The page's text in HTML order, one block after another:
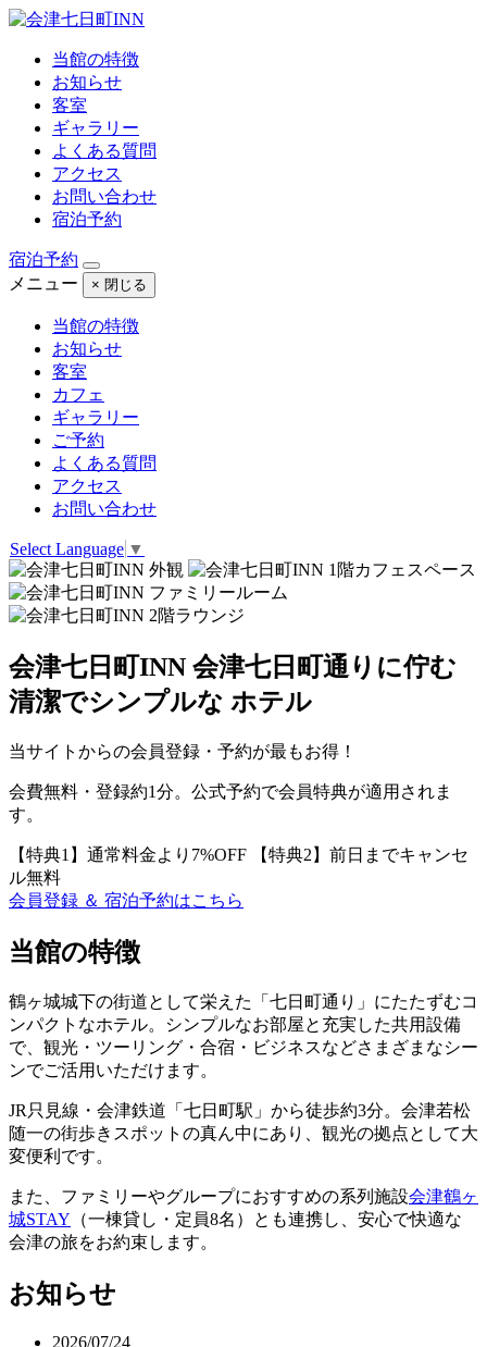
当館の特徴
お知らせ
客室
ギャラリー
よくある質問
アクセス
お問い合わせ
宿泊予約
宿泊予約
メニュー
× 閉じる
当館の特徴
お知らせ
客室
カフェ
ギャラリー
ご予約
よくある質問
アクセス
お問い合わせ
Select Language ▼
会津七日町INN 会津七日町通りに佇む
清潔でシンプルな ホテル
当サイトからの会員登録・予約が最もお得！
会費無料・登録約1分。公式予約で会員特典が適用されま
す。
【特典1】 通常料金より7%OFF 【特典2】 前日までキャンセ
ル無料
会員登録 ＆ 宿泊予約はこちら
当館の特徴
鶴ヶ城城下の街道として栄えた「七日町通り」にたたずむコ
ンパクトなホテル。シンプルなお部屋と充実した共用設備
で、観光・ツーリング・合宿・ビジネスなどさまざまなシー
ンでご活用いただけます。
JR只見線・会津鉄道「七日町駅」から徒歩約3分。会津若松
随一の街歩きスポットの真ん中にあり、観光の拠点として大
変便利です。
また、ファミリーやグループにおすすめの系列施設会津鶴ヶ
城STAY （一棟貸し・定員8名）とも連携し、安心で快適な
会津の旅をお約束します。
お知らせ
2026/07/24